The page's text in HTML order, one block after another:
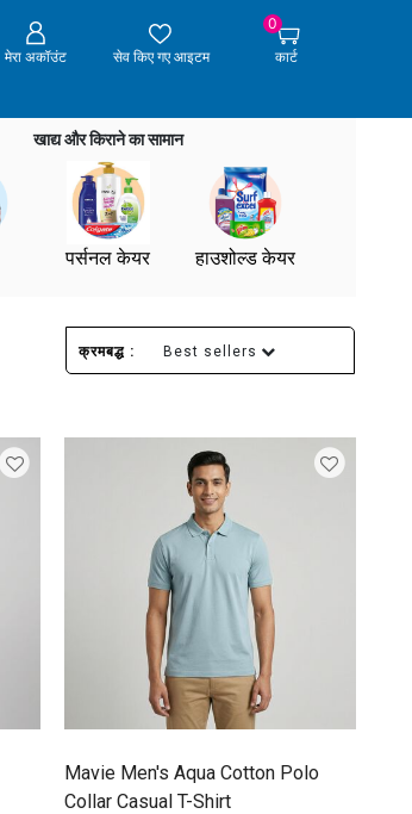
मेरा अकॉउंट सेव किए गए आइटम
0
कार्ट
खाद्य और किराने का सामान
पर्सनल केयर हाउशोल्ड केयर
क्रमबद्ध : Best sellers
Mavie Men's Aqua Cotton Polo
Collar Casual T-Shirt